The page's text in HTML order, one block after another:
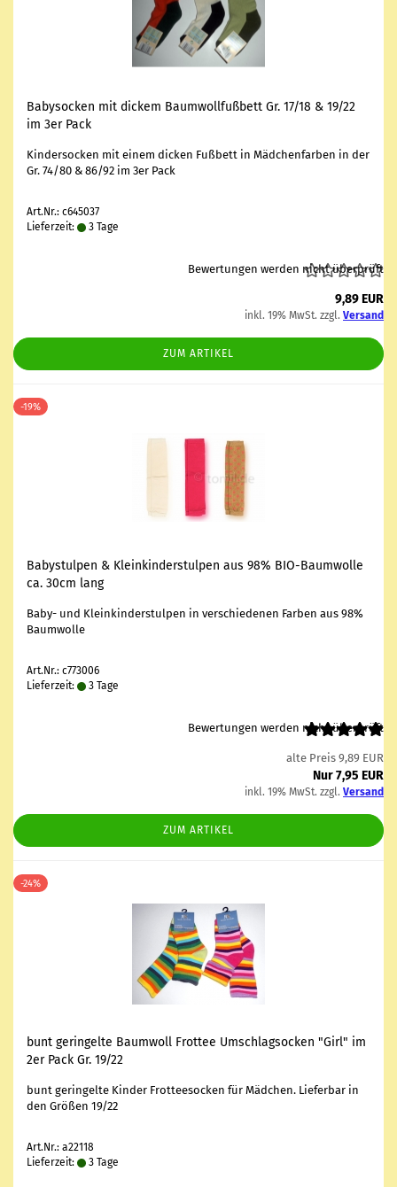
Ba­by­so­cken mit di­ckem Baum­woll­fuß­bett Gr. 17/18 & 19/22
im 3er Pack
Kin­der­so­cken mit einem di­cken Fuß­bett in Mäd­chen­far­ben in der
Gr. 74/80 & 86/92 im 3er Pack
Art.Nr.: c645037
Lieferzeit:
3 Tage
Bewertungen werden nicht überprüft
9,89 EUR
inkl. 19% MwSt. zzgl. Versand
ZUM ARTIKEL
-19%
Ba­by­stul­pen & Klein­kin­der­stul­pen aus 98% BIO-​Baum­wol­le
ca. 30cm lang
Baby- und Klein­kin­der­stul­pen in ver­schie­de­nen Far­ben aus 98%
Baum­wol­le
Art.Nr.: c773006
Lieferzeit:
3 Tage
Bewertungen werden nicht überprüft
alte Preis 9,89 EUR
Nur 7,95 EUR
inkl. 19% MwSt. zzgl. Versand
ZUM ARTIKEL
-24%
bunt ge­rin­gel­te Baum­woll Frot­tee Um­schlagsocken "Girl" im
2er Pack Gr. 19/22
bunt ge­rin­gel­te Kin­der Frot­tee­so­cken für Mäd­chen. Lie­fer­bar in
den Grö­ßen 19/22
Art.Nr.: a22118
Lieferzeit:
3 Tage